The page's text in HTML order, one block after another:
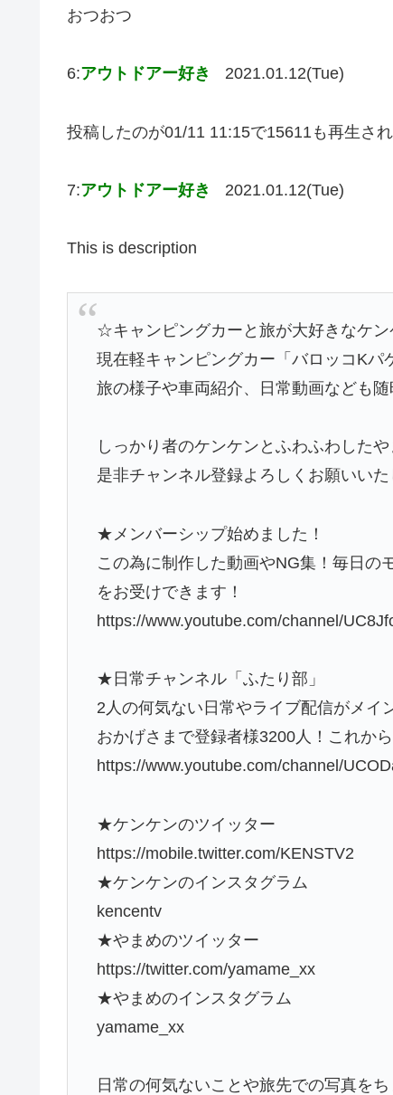
おつおつ
6:アウトドアー好き 2021.01.12(Tue)
投稿したのが01/11 11:15で15611も再生さ
7:アウトドアー好き 2021.01.12(Tue)
This is description
☆キャンピングカーと旅が大好きなケン
現在軽キャンピングカー「バロッコKパ
旅の様子や車両紹介、日常動画なども随
しっかり者のケンケンとふわふわした
是非チャンネル登録よろしくお願いい
★メンバーシップ始めました！
この為に制作した動画やNG集！毎日の
をお受けできます！
https://www.youtube.com/channel/
★日常チャンネル「ふたり部」
2人の何気ない日常やライブ配信がメイ
おかげさまで登録者様3200人！これか
https://www.youtube.com/channel/
★ケンケンのツイッター
https://mobile.twitter.com/KENSTV2
★ケンケンのインスタグラム
kencentv
★やまめのツイッター
https://twitter.com/yamame_xx
★やまめのインスタグラム
yamame_xx
日常の何気ないことや旅先での写真を